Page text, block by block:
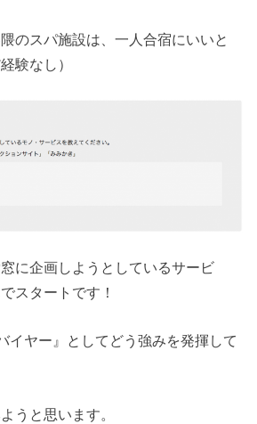
のスパ施設は、一人合宿にいいと
験なし）
に企画しようとしているサービ
スタートです！
イヤー』としてどう強みを発揮して
うと思います。